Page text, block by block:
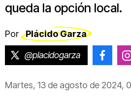
queda la opción local.
Por Plácido Garza
@placidogarza
Martes, 13 de agosto de 2024,